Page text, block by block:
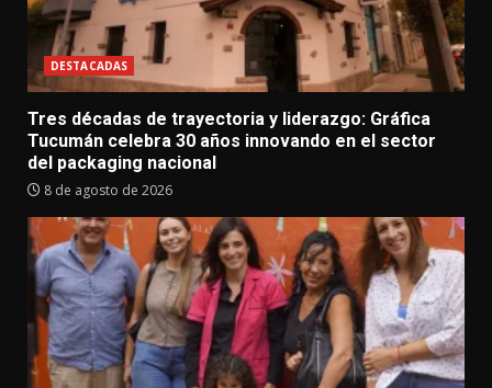
DESTACADAS
Tres décadas de trayectoria y liderazgo: Gráfica
Tucumán celebra 30 años innovando en el sector
del packaging nacional
8 de agosto de 2026